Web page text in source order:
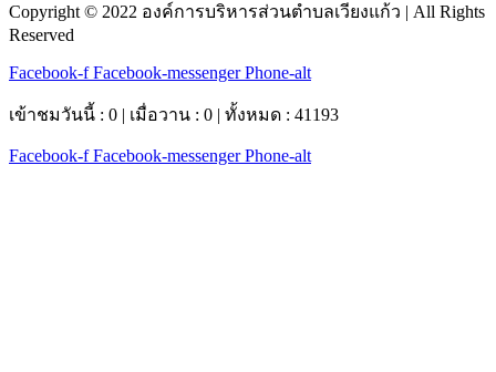
Copyright © 2022 องค์การบริหารส่วนตำบลเวียงแก้ว | All Rights
Reserved
Facebook-f Facebook-messenger Phone-alt
เข้าชมวันนี้ : 0 | เมื่อวาน : 0 | ทั้งหมด : 41193
Facebook-f Facebook-messenger Phone-alt